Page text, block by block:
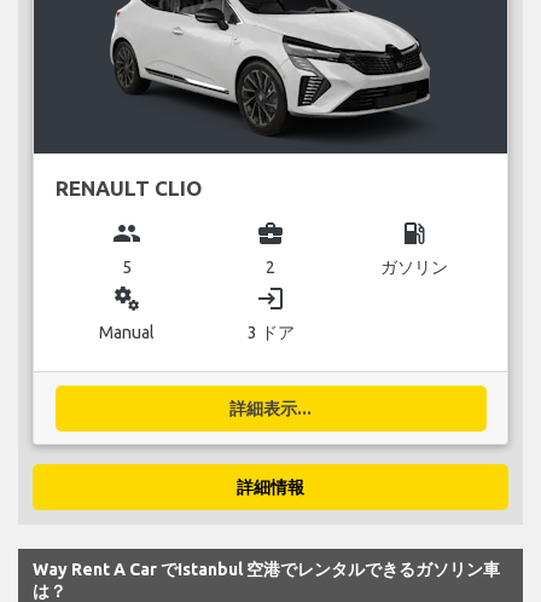
RENAULT CLIO
group
5
business_center
2
local_gas_station
ガソリン
miscellaneous_services
Manual
login
3 ドア
詳細表示...
詳細情報
Way Rent A Car でIstanbul 空港でレンタルできるガソリン車
は？